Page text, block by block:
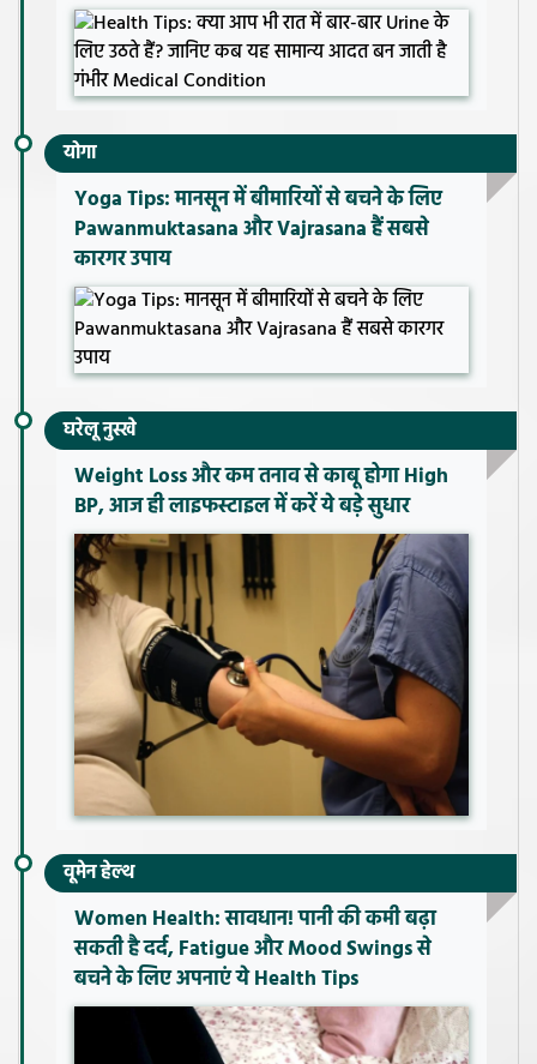
योगा
Yoga Tips: मानसून में बीमारियों से बचने के लिए
Pawanmuktasana और Vajrasana हैं सबसे
कारगर उपाय
घरेलू नुस्खे
Weight Loss और कम तनाव से काबू होगा High
BP, आज ही लाइफस्टाइल में करें ये बड़े सुधार
वूमेन हेल्थ
Women Health: सावधान! पानी की कमी बढ़ा
सकती है दर्द, Fatigue और Mood Swings से
बचने के लिए अपनाएं ये Health Tips